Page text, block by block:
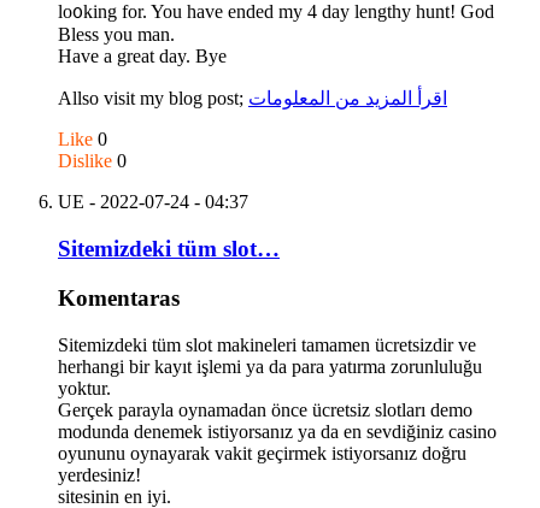
lo᧐king fοr. You һave ended my 4 day lengthy hunt! God
Bless you man.
Hаᴠe a greаt day. Bye
Allso visit my blog post; اقرأ المزيد من المعلومات
Like 0
Dislike 0
UE - 2022-07-24 - 04:37
Sitemizdeki tüm slot…
Komentaras
Sitemizdeki tüm slot makineleri tamamen ücretsizdir ve
herhangi bir kayıt işlemi ya da para yatırma zorunluluğu
yoktur.
Gerçek parayla oynamadan önce ücretsiz slotları demo
modunda denemek istiyorsanız ya da en sevdiğiniz casino
oyununu oynayarak vakit geçirmek istiyorsanız doğru
yerdesiniz!
sitesinin en iyi.